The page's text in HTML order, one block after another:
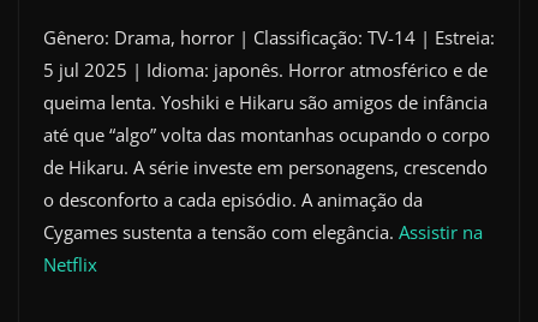
Gênero: Drama, horror | Classificação: TV-14 | Estreia:
5 jul 2025 | Idioma: japonês. Horror atmosférico e de
queima lenta. Yoshiki e Hikaru são amigos de infância
até que “algo” volta das montanhas ocupando o corpo
de Hikaru. A série investe em personagens, crescendo
o desconforto a cada episódio. A animação da
Cygames sustenta a tensão com elegância. Assistir na
Netflix